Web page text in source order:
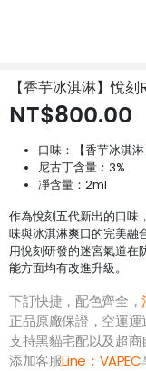
【香芋冰淇淋】悅
NT$800.00
口味：【香芋冰淇淋
尼古丁含量：3%
凈含量：2ml
作為悅刻五代新出的口味
味與冰淇淋爽口的完美融
用悅刻研發的迷宮氣道在
能方面均有改進升級。
下訂快捷，配色齊全，
正品原廠保證，空運運
支持黑貓宅配以及超商
添加客服Line： VAPEC